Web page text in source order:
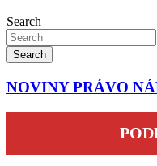
Search
Search
NOVINY PRÁVO